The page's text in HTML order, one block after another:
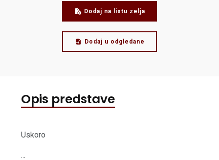
Dodaj na listu zelja
Dodaj u odgledane
Opis predstave
Uskoro
...